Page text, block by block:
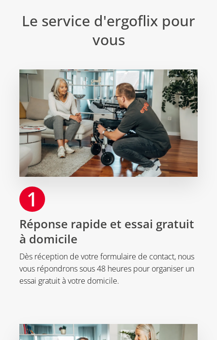
Le service d'ergoflix pour
vous
1
Réponse rapide et essai gratuit
à domicile
Dès réception de votre formulaire de contact, nous
vous répondrons sous 48 heures pour organiser un
essai gratuit à votre domicile.